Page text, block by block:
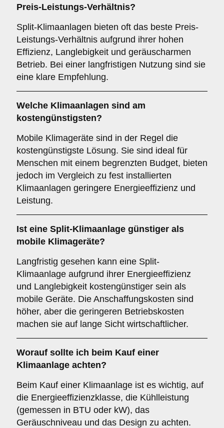
Preis-Leistungs-Verhältnis?
Split-Klimaanlagen bieten oft das beste Preis-
Leistungs-Verhältnis aufgrund ihrer hohen
Effizienz, Langlebigkeit und geräuscharmen
Betrieb. Bei einer langfristigen Nutzung sind sie
eine klare Empfehlung.
Welche Klimaanlagen sind am
kostengünstigsten?
Mobile Klimageräte sind in der Regel die
kostengünstigste Lösung. Sie sind ideal für
Menschen mit einem begrenzten Budget, bieten
jedoch im Vergleich zu fest installierten
Klimaanlagen geringere Energieeffizienz und
Leistung.
Ist eine Split-Klimaanlage günstiger als
mobile Klimageräte?
Langfristig gesehen kann eine Split-
Klimaanlage aufgrund ihrer Energieeffizienz
und Langlebigkeit kostengünstiger sein als
mobile Geräte. Die Anschaffungskosten sind
höher, aber die geringeren Betriebskosten
machen sie auf lange Sicht wirtschaftlicher.
Worauf sollte ich beim Kauf einer
Klimaanlage achten?
Beim Kauf einer Klimaanlage ist es wichtig, auf
die Energieeffizienzklasse, die Kühlleistung
(gemessen in BTU oder kW), das
Geräuschniveau und das Design zu achten.